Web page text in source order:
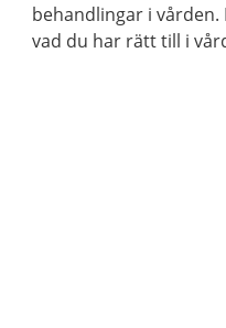
behandlingar i
vad du har rätt till i